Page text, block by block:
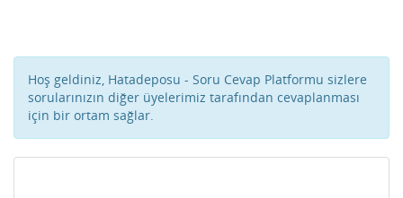
Hoş geldiniz, Hatadeposu - Soru Cevap Platformu sizlere
sorularınızın diğer üyelerimiz tarafından cevaplanması
için bir ortam sağlar.